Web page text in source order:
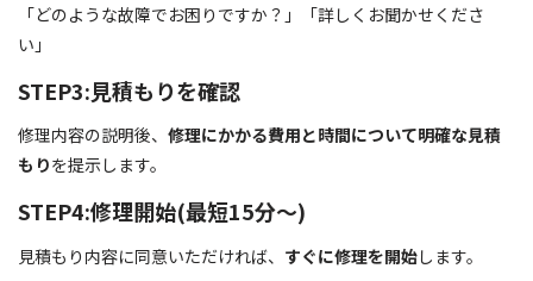
「どのような故障でお困りですか？」「詳しくお聞かせくださ
い」
STEP3:見積もりを確認
修理内容の説明後、 修理にかかる費用と時間について明確な見積
もりを提示します。
STEP4:修理開始(最短15分〜)
見積もり内容に同意いただければ、 すぐに修理を開始します。